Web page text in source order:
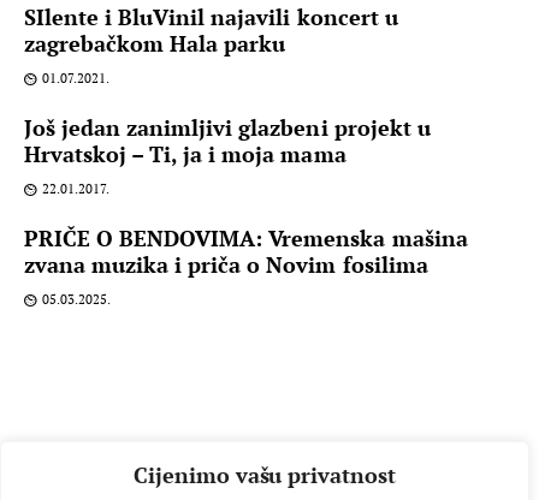
Cijenimo vašu privatnost
SIlente i BluVinil najavili koncert u
zagrebačkom Hala parku
01.07.2021.
Još jedan zanimljivi glazbeni projekt u
Hrvatskoj – Ti, ja i moja mama
22.01.2017.
PRIČE O BENDOVIMA: Vremenska mašina
zvana muzika i priča o Novim fosilima
05.03.2025.